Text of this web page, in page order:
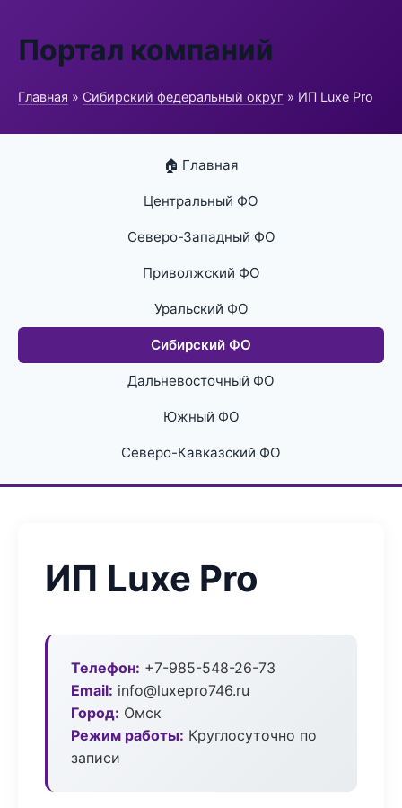
Портал компаний
Главная » Сибирский федеральный округ » ИП Luxe Pro
🏠 Главная
Центральный ФО
Северо-Западный ФО
Приволжский ФО
Уральский ФО
Сибирский ФО
Дальневосточный ФО
Южный ФО
Северо-Кавказский ФО
ИП Luxe Pro
Телефон: +7-985-548-26-73
Email: info@luxepro746.ru
Город: Омск
Режим работы: Круглосуточно по
записи